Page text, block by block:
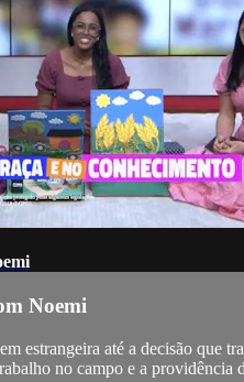
Noemi
estrangeira até a decisão que
no campo e a providência